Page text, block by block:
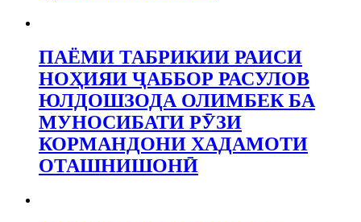
ПАЁМИ ТАБРИКИИ РАИСИ
НОҲИЯИ ҶАББОР РАСУЛОВ
ЮЛДОШЗОДА ОЛИМБЕК БА
МУНОСИБАТИ РӮЗИ
КОРМАНДОНИ ХАДАМОТИ
ОТАШНИШОНӢ